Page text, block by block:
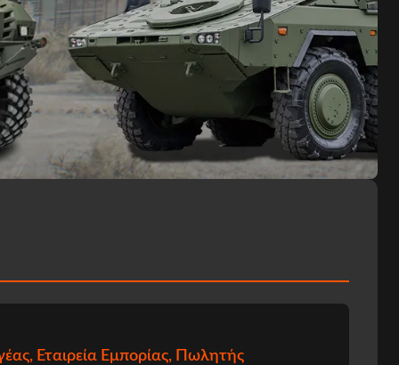
Εταιρεία Εμπορίας, Πωλητής